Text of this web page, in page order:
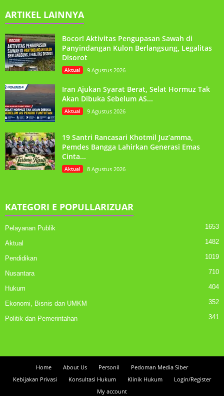
ARTIKEL LAINNYA
Bocor! Aktivitas Pengupasan Sawah di
Panyindangan Kulon Berlangsung, Legalitas
Disorot
Aktual 9 Agustus 2026
Iran Ajukan Syarat Berat, Selat Hormuz Tak
Akan Dibuka Sebelum AS...
Aktual 9 Agustus 2026
19 Santri Rancasari Khotmil Juz’amma,
Pemdes Bangga Lahirkan Generasi Emas
Cinta...
Aktual 8 Agustus 2026
KATEGORI E POPULLARIZUAR
Pelayanan Publik 1653
Aktual 1482
Pendidikan 1019
Nusantara 710
Hukum 404
Ekonomi, Bisnis dan UMKM 352
Politik dan Pemerintahan 341
Home About Us Personil
Pedoman Media Siber
Kebijakan Privasi
Konsultasi Hukum Klinik Hukum
Login/Register
My account